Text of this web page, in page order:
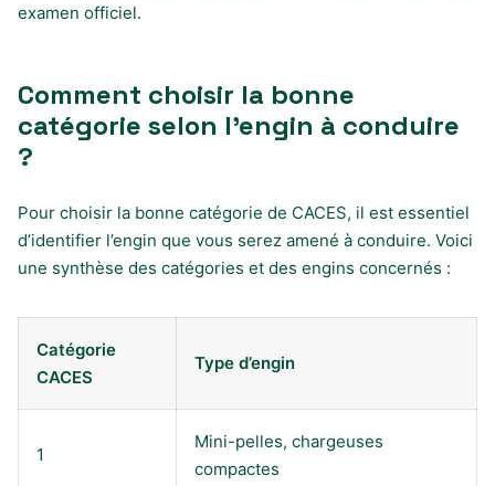
examen officiel.
Comment choisir la bonne
catégorie selon l’engin à conduire
?
Pour choisir la bonne catégorie de CACES, il est essentiel
d’identifier l’engin que vous serez amené à conduire. Voici
une synthèse des catégories et des engins concernés :
Catégorie
CACES
Type d’engin
1
Mini-pelles, chargeuses
compactes